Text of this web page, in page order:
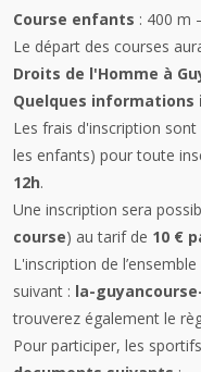
Course enfants : 400 m
Le départ des courses
Droits de l'Homme à
Quelques
Les frais d'inscription sont
les enfants) pour toute
12h.
Une inscription sera
course) au tarif de 10 €
L'inscription de
suivant : la-
trouverez également le
Pour participer, les